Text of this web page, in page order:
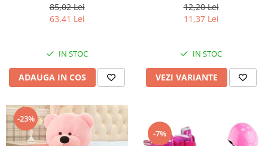
85,02 Lei
63,41 Lei
IN STOC
ADAUGA IN COS
12,20 Lei
11,37 Lei
IN STOC
VEZI VARIANTE
-23%
-7%